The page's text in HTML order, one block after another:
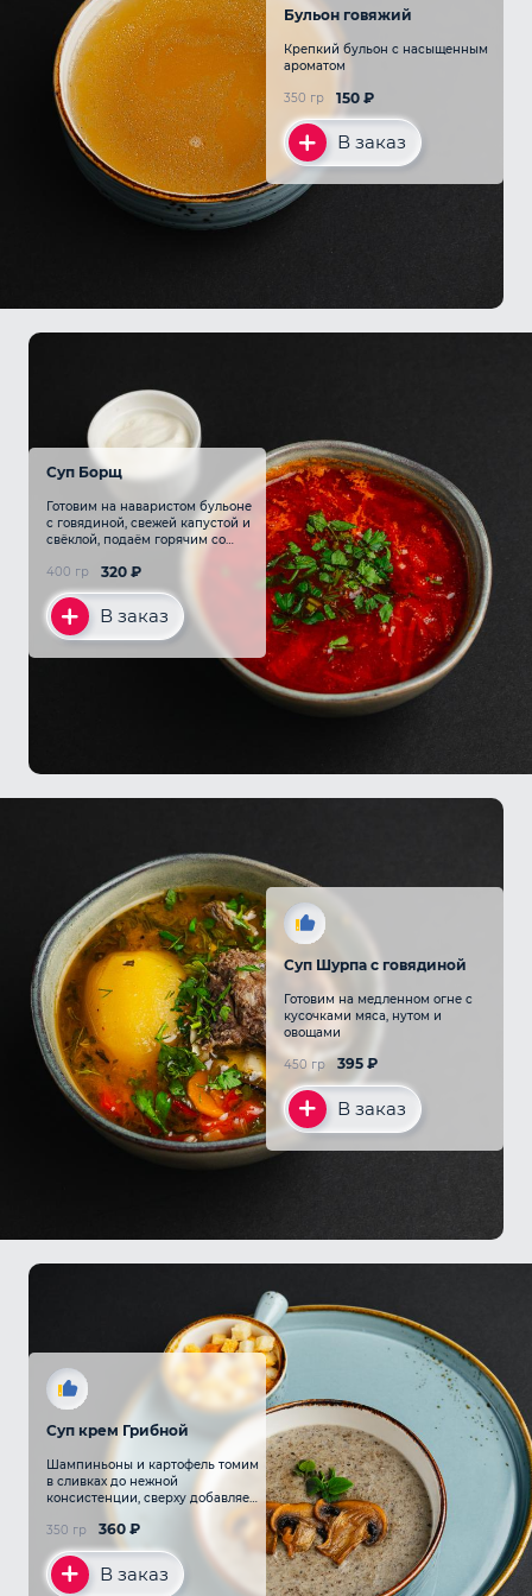
Бульон говяжий
Крепкий бульон с насыщенным
ароматом
150 ₽
350 гр
В заказ
Суп Борщ
Готовим на наваристом бульоне
с говядиной, свежей капустой и
свёклой, подаём горячим со
320 ₽
400 гр
В заказ
Суп Шурпа с говядиной
Готовим на медленном огне с
кусочками мяса, нутом и
овощами
395 ₽
450 гр
В заказ
Суп крем Грибной
Шампиньоны и картофель томим
в сливках до нежной
консистенции, сверху добавляем
сухарики для лёгкой хрустящей
ноты
360 ₽
350 гр
В заказ